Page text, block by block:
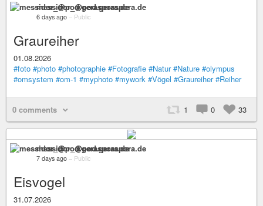
messidor_@pod.geraspora.de
6 days ago – Public
Graureiher
01.08.2026
#foto #photo #photographie #Fotografie #Natur #Nature #olympus
#omsystem #om-1 #myphoto #mywork #Vögel #Graureiher #Reiher
0 comments 1 0 33
messidor_@pod.geraspora.de
7 days ago – Public
Eisvogel
31.07.2026